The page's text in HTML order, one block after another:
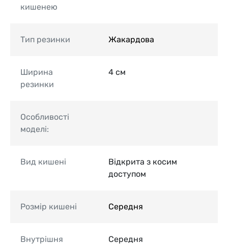
кишенею
Тип резинки Жакардова
Ширина
резинки
4 см
Особливості
моделі:
Вид кишені
Відкрита з косим
доступом
Розмір кишені Середня
Внутрішня Середня